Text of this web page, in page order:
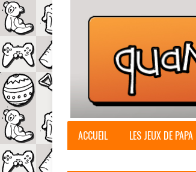
ACCUEIL LES JEUX DE PAPA